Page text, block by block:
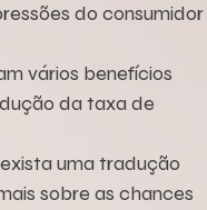
do consumidor
vários benefícios
da taxa de
uma tradução
sobre as chances